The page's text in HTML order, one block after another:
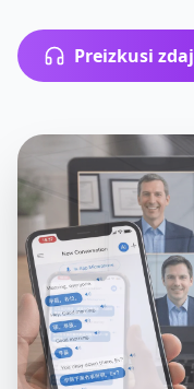
Preizkusi zdaj